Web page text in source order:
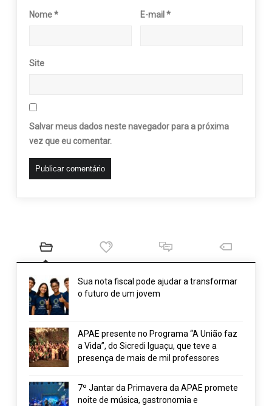
Nome* E-mail*
Site
Salvar meus dados neste navegador para a próxima
vez que eu comentar.
Sua nota fiscal pode ajudar a transformar
o futuro de um jovem
APAE presente no Programa “A União faz
a Vida”, do Sicredi Iguaçu, que teve a
presença de mais de mil professores
7º Jantar da Primavera da APAE promete
noite de música, gastronomia e